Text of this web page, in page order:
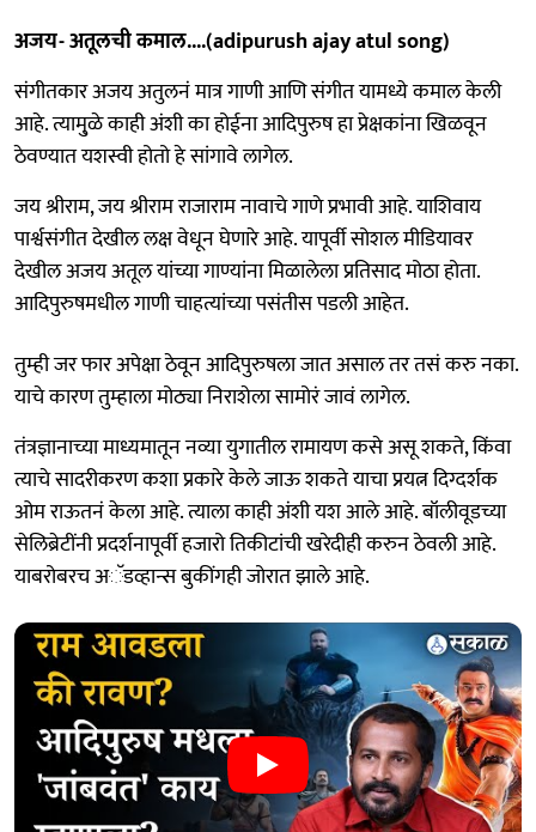
अजय- अतूलची कमाल....(adipurush ajay atul song)
संगीतकार अजय अतुलनं मात्र गाणी आणि संगीत यामध्ये कमाल केली
आहे. त्यामु्ळे काही अंशी का होईना आदिपुरुष हा प्रेक्षकांना खिळवून
ठेवण्यात यशस्वी होतो हे सांगावे लागेल.
जय श्रीराम, जय श्रीराम राजाराम नावाचे गाणे प्रभावी आहे. याशिवाय
पार्श्वसंगीत देखील लक्ष वेधून घेणारे आहे. यापूर्वी सोशल मीडियावर
देखील अजय अतूल यांच्या गाण्यांना मिळालेला प्रतिसाद मोठा होता.
आदिपुरुषमधील गाणी चाहत्यांच्या पसंतीस पडली आहेत.
तुम्ही जर फार अपेक्षा ठेवून आदिपुरुषला जात असाल तर तसं करु नका.
याचे कारण तुम्हाला मोठ्या निराशेला सामोरं जावं लागेल.
तंत्रज्ञानाच्या माध्यमातून नव्या युगातील रामायण कसे असू शकते, किंवा
त्याचे सादरीकरण कशा प्रकारे केले जाऊ शकते याचा प्रयत्न दिग्दर्शक
ओम राऊतनं केला आहे. त्याला काही अंशी यश आले आहे. बॉलीवूडच्या
सेलिब्रेटींनी प्रदर्शनापूर्वी हजारो तिकीटांची खरेदीही करुन ठेवली आहे.
याबरोबरच अॅडव्हान्स बुकींगही जोरात झाले आहे.